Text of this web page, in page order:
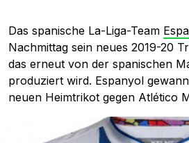
Das spanische La-Liga-Team
Nachmittag sein neues 2019-20
das erneut von der spanischen
produziert wird. Espanyol
neuen Heimtrikot gegen Atlético